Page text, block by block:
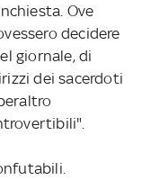
Ove
decidere
giornale, di
dei sacerdoti